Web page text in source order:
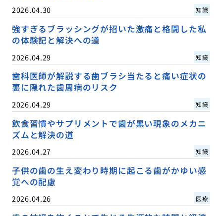
2026.04.30 知識
強すぎるブラッシングが招いた激痛と格闘した私
の体験記と解決への道
2026.04.29 知識
歯科医師が解説する歯ブラシ当たると痛い症状の
裏に隠れた歯周病のリスク
2026.04.29 知識
飲食習慣やサプリメントで歯が黒い現象のメカニ
ズムと解決の道
2026.04.27 知識
子供の歯の生え変わり時期に起こる歯がかゆい感
覚への配慮
2026.04.26 医療